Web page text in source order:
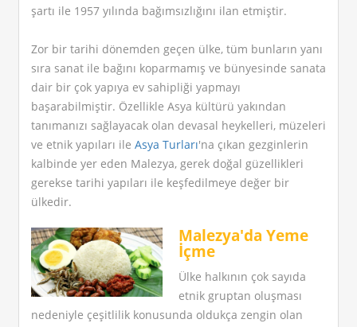
şartı ile 1957 yılında bağımsızlığını ilan etmiştir.
Zor bir tarihi dönemden geçen ülke, tüm bunların yanı
sıra sanat ile bağını koparmamış ve bünyesinde sanata
dair bir çok yapıya ev sahipliği yapmayı
başarabilmiştir. Özellikle Asya kültürü yakından
tanımanızı sağlayacak olan devasal heykelleri, müzeleri
ve etnik yapıları ile Asya Turları'na çıkan gezginlerin
kalbinde yer eden Malezya, gerek doğal güzellikleri
gerekse tarihi yapıları ile keşfedilmeye değer bir
ülkedir.
Malezya'da Yeme
İçme
Ülke halkının çok sayıda
etnik gruptan oluşması
nedeniyle çeşitlilik konusunda oldukça zengin olan